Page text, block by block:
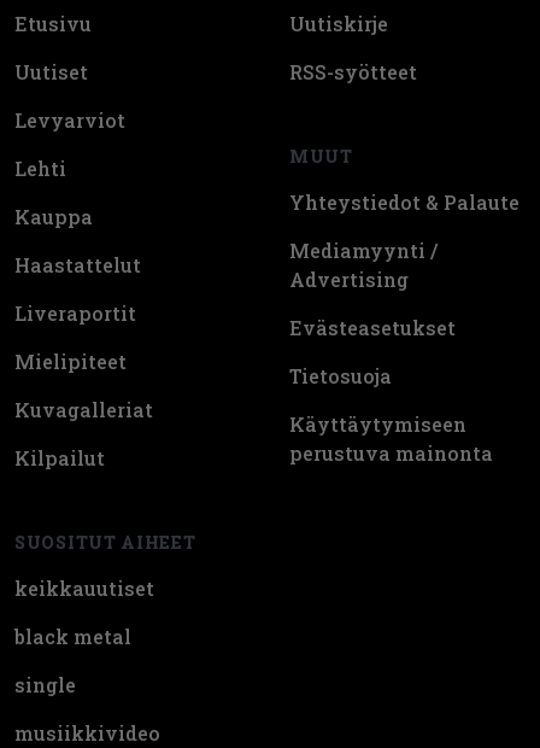
Etusivu
Uutiset
Levyarviot
Lehti
Kauppa
Haastattelut
Liveraportit
Mielipiteet
Kuvagalleriat
Kilpailut
SUOSITUT AIHEET
keikkauutiset
black metal
single
musiikkivideo
Uutiskirje
RSS-syötteet
MUUT
Yhteystiedot & Palaute
Mediamyynti /
Advertising
Evästeasetukset
Tietosuoja
Käyttäytymiseen
perustuva mainonta